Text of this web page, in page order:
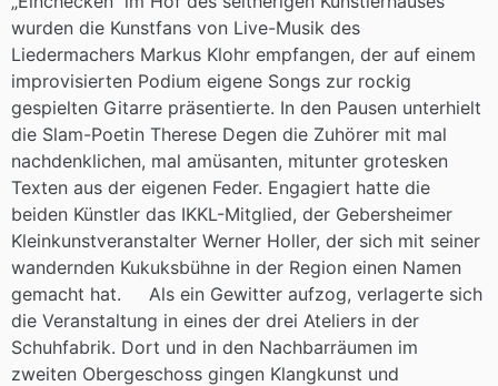
wurden die Kunstfans von Live-Musik des
Liedermachers Markus Klohr empfangen, der auf einem
improvisierten Podium eigene Songs zur rockig
gespielten Gitarre präsentierte. In den Pausen unterhielt
die Slam-Poetin Therese Degen die Zuhörer mit mal
nachdenklichen, mal amüsanten, mitunter grotesken
Texten aus der eigenen Feder. Engagiert hatte die
beiden Künstler das IKKL-Mitglied, der Gebersheimer
Kleinkunstveranstalter Werner Holler, der sich mit seiner
wandernden Kukuksbühne in der Region einen Namen
gemacht hat. Als ein Gewitter aufzog, verlagerte sich
die Veranstaltung in eines der drei Ateliers in der
Schuhfabrik. Dort und in den Nachbarräumen im
zweiten Obergeschoss gingen Klangkunst und